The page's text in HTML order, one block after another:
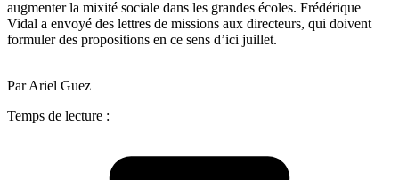
augmenter la mixité sociale dans les grandes écoles. Frédérique
Vidal a envoyé des lettres de missions aux directeurs, qui doivent
formuler des propositions en ce sens d’ici juillet.
Par Ariel Guez
Temps de lecture :